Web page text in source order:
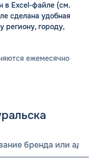
в Excel-файле (см.
сделана удобная
региону, городу,
ежемесячно